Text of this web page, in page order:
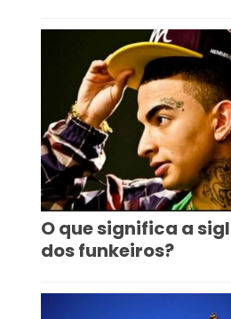
O que significa a
dos funkeiros?